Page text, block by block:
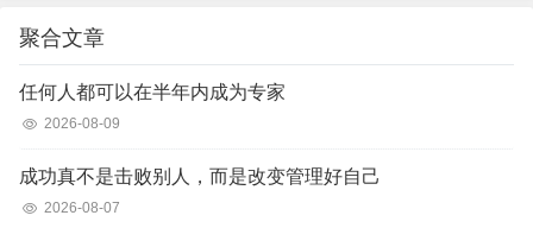
聚合文章
任何人都可以在半年内成为专家
2026-08-09
成功真不是击败别人，而是改变管理好自己
2026-08-07